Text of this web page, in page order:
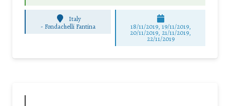
Italy
- Fondachelli Fantina 18/11/2019, 19/11/2019,
20/11/2019, 21/11/2019,
22/11/2019